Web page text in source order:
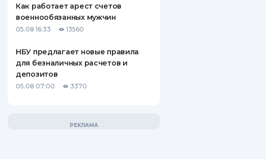
Как работает арест счетов
военнообязанных мужчин
05.08 16:33 13560
НБУ предлагает новые правила
для безналичных расчетов и
депозитов
05.08 07:00 3370